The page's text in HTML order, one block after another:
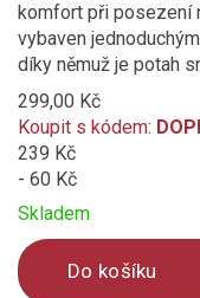
přírodní
růžová
tmavě šedá
světle šedá
petrolejová
komfort při posezení
vybaven
díky němuž je potah
299,00 Kč
Koupit s kódem:
239 Kč
- 60 Kč
Skladem
Do košíku